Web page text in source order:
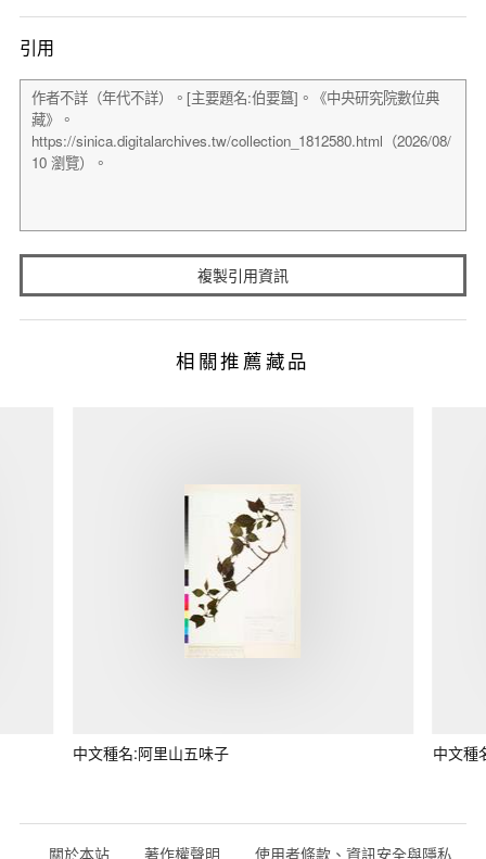
引用
複製引用資訊
相關推薦藏品
中文種名:阿里山五味子 中文種
關於本站 著作權聲明 使用者條款、資訊安全與隱私